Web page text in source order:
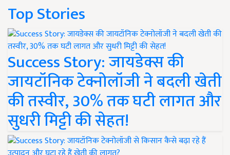
Top Stories
Success Story: जायडेक्स की
जायटॉनिक टेक्नोलॉजी ने बदली खेती
की तस्वीर, 30% तक घटी लागत और
सुधरी मिट्टी की सेहत!